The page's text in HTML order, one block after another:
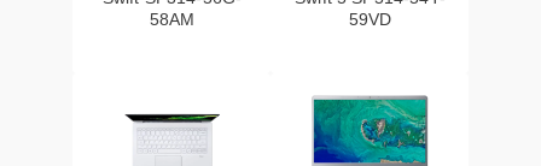
58AM
59VD